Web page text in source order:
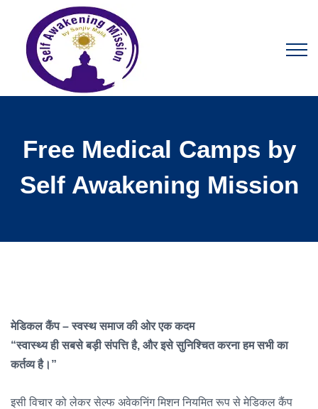
Free Medical Camps by
Self Awakening Mission
मेडिकल कैंप – स्वस्थ समाज की ओर एक कदम
“स्वास्थ्य ही सबसे बड़ी संपत्ति है, और इसे सुनिश्चित करना हम सभी का
कर्तव्य है।”
इसी विचार को लेकर सेल्फ अवेकनिंग मिशन नियमित रूप से मेडिकल कैंप